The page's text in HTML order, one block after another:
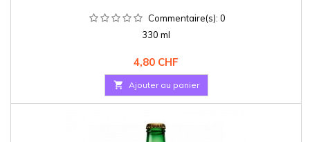
Commentaire(s): 0
330 ml
Prix
4,80 CHF
 Ajouter au panier